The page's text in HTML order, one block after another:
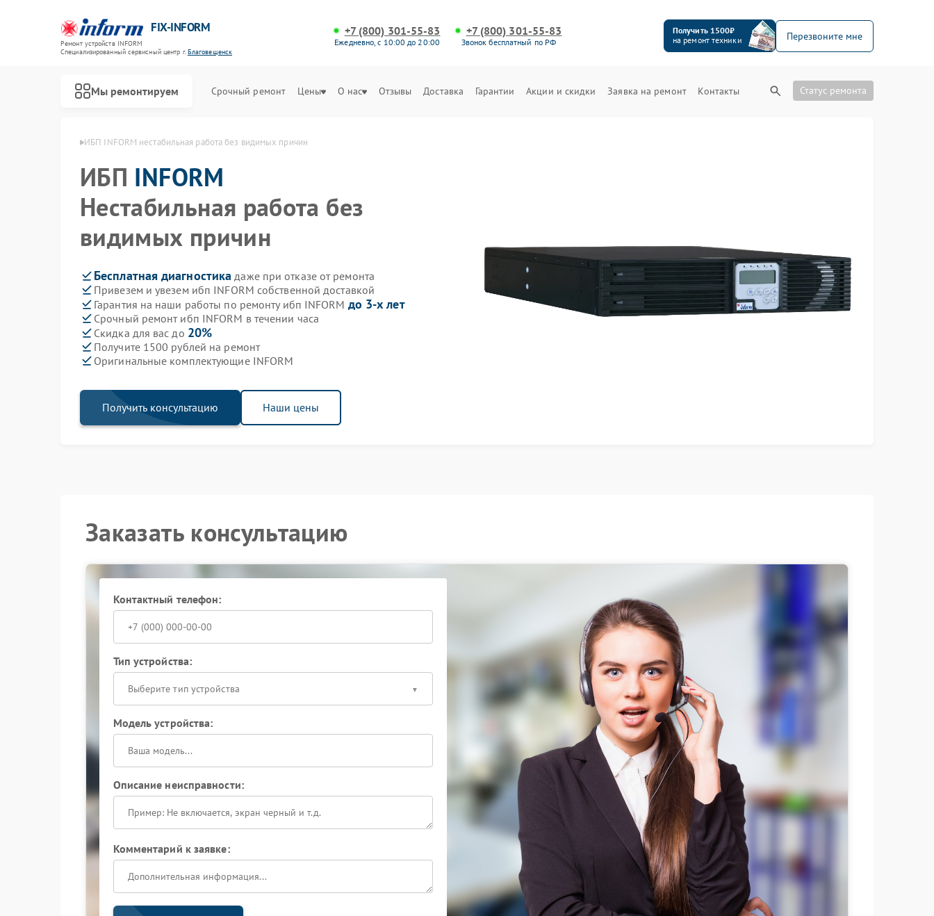
FIX-INFORM
Ремонт устройств INFORM
Специализированный cервисный центр г.Благовещенск
+7 (800) 301-55-83
Ежедневно, с 10:00 до 20:00
+7 (800) 301-55-83
Звонок бесплатный по РФ
Получить 1500₽
на ремонт техники
Перезвоните мне
Мы ремонтируем Срочный ремонт Цены О нас Отзывы Доставка Гарантии Акции и скидки Заявка на ремонт Контакты Статус ремонта
в Благовещенске ИБП INFORM нестабильная работа без видимых причин
ИБП INFORM
Нестабильная работа без
видимых причин
Бесплатная диагностика даже при отказе от ремонта
Привезем и увезем ибп INFORM собственной доставкой
Гарантия на наши работы по ремонту ибп INFORM до 3-х лет
Срочный ремонт ибп INFORM в течении часа
Скидка для вас до 20%
Получите 1500 рублей на ремонт
Оригинальные комплектующие INFORM
Получить консультацию Наши цены
Заказать консультацию
Контактный телефон:
Тип устройства:
Выберите тип устройства
Модель устройства:
Описание неисправности:
Комментарий к заявке: